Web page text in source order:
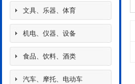
文具、乐器、体育
机电、仪器、设备
食品、饮料、酒类
汽车、摩托、电动车